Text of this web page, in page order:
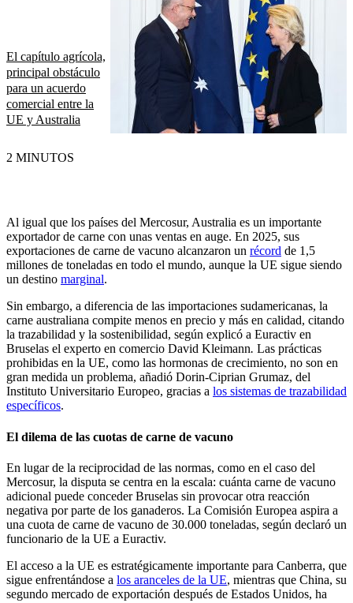
El capítulo agrícola,
principal obstáculo
para un acuerdo
comercial entre la
UE y Australia
2 MINUTOS
Al igual que los países del Mercosur, Australia es un importante
exportador de carne con unas ventas en auge. En 2025, sus
exportaciones de carne de vacuno alcanzaron un récord de 1,5
millones de toneladas en todo el mundo, aunque la UE sigue siendo
un destino marginal.
Sin embargo, a diferencia de las importaciones sudamericanas, la
carne australiana compite menos en precio y más en calidad, citando
la trazabilidad y la sostenibilidad, según explicó a Euractiv en
Bruselas el experto en comercio David Kleimann. Las prácticas
prohibidas en la UE, como las hormonas de crecimiento, no son en
gran medida un problema, añadió Dorin-Ciprian Grumaz, del
Instituto Universitario Europeo, gracias a los sistemas de trazabilidad
específicos.
El dilema de las cuotas de carne de vacuno
En lugar de la reciprocidad de las normas, como en el caso del
Mercosur, la disputa se centra en la escala: cuánta carne de vacuno
adicional puede conceder Bruselas sin provocar otra reacción
negativa por parte de los ganaderos. La Comisión Europea aspira a
una cuota de carne de vacuno de 30.000 toneladas, según declaró un
funcionario de la UE a Euractiv.
El acceso a la UE es estratégicamente importante para Canberra, que
sigue enfrentándose a los aranceles de la UE, mientras que China, su
segundo mercado de exportación después de Estados Unidos, ha